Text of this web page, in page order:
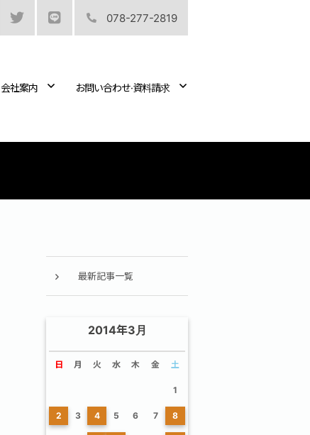
078-277-2819
会社案内 お問い合わせ·資料請求
最新記事一覧
2014年3月
日 月 火 水 木 金 土
1
2 3 4 5 6 7 8